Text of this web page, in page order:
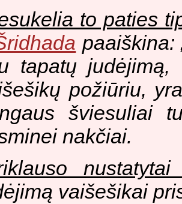
to paties
paaiškina:
tapatų
požiūriu,
šviesuliai
nakčiai.
nustatytai
vaišešikai